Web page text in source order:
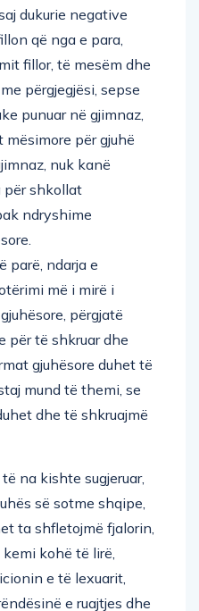
dukurie negative
që nga e para,
fillor, të mesëm dhe
përgjegjësi, sepse
punuar në gjimnaz,
për gjuhë
nuk kanë
për shkollat
ndryshime
parë, ndarja e
më i mirë i
përgjatë
për të shkruar dhe
gjuhësore duhet të
mund të themi, se
dhe të shkruajmë
na kishte sugjeruar,
së sotme shqipe,
ta shfletojmë fjalorin,
kohë të lirë,
e të lexuarit,
e ruajtjes dhe